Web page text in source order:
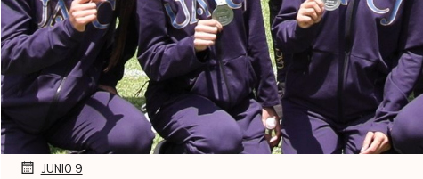
JUNIO 9